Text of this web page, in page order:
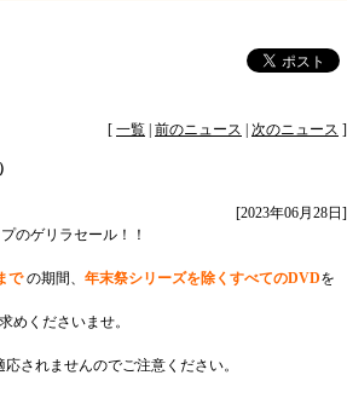
[ 一覧 前のニュース 次のニュース ]
[2023年06月28日]
のゲリラセール！！
での期間、 年末祭シリーズを除くすべてのDVDを
めくださいませ。
されませんのでご注意ください。